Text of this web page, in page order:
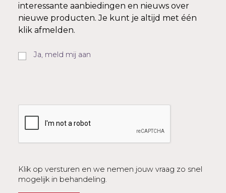
interessante aanbiedingen en nieuws over
nieuwe producten. Je kunt je altijd met één
klik afmelden.
Ja, meld mij aan
Klik op versturen en we nemen jouw vraag zo snel
mogelijk in behandeling.